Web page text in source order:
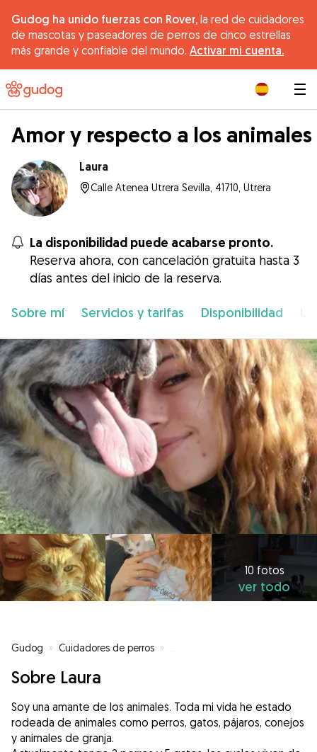
Gudog ha unido fuerzas con Rover, la red de cuidadores
de mascotas y paseadores de perros de cinco estrellas
más grande y confiable del mundo. Activar mi cuenta.
Amor y respecto a los animales
Laura
Calle Atenea Utrera Sevilla, 41710, Utrera
La disponibilidad puede acabarse pronto.
Reserva ahora, con cancelación gratuita hasta 3
días antes del inicio de la reserva.
Sobre mí Servicios y tarifas Disponibilidad
10 fotos
ver todo
Gudog » Cuidadores de perros »
Sobre Laura
Soy una amante de los animales. Toda mi vida he estado
rodeada de animales como perros, gatos, pájaros, conejos
y animales de granja.